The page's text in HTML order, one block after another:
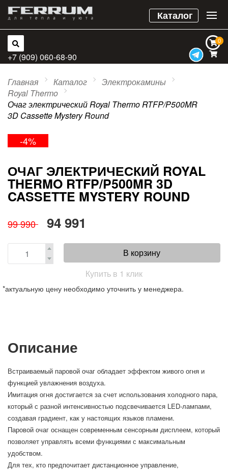
Каталог
0
0
+7 (909) 060-68-90
Главная Каталог
Электрокамины
Royal Thermo
Очаг электрический Royal Thermo RTFP/P500MR
3D Cassette Mystery Round
-4%
ОЧАГ ЭЛЕКТРИЧЕСКИЙ ROYAL
THERMO RTFP/P500MR 3D
CASSETTE MYSTERY ROUND
99 990 94 991
В корзину
Купить в 1 клик
*актуальную цену необходимо уточнить у менеджера.
Описание
Встраиваемый паровой очаг обладает эффектом живого огня и
функцией увлажнения воздуха.
Имитация огня достигается за счет использования холодного пара,
который с разной интенсивностью подсвечивается LED-лампами,
создавая градиент, как у настоящих языков пламени.
Паровой очаг оснащен современным сенсорным дисплеем, который
позволяет управлять всеми функциями с максимальным
удобством.
Для тех, кто предпочитает дистанционное управление,